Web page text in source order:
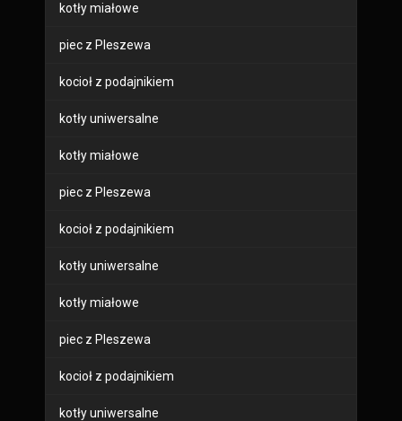
kotły miałowe
piec z Pleszewa
kocioł z podajnikiem
kotły uniwersalne
kotły miałowe
piec z Pleszewa
kocioł z podajnikiem
kotły uniwersalne
kotły miałowe
piec z Pleszewa
kocioł z podajnikiem
kotły uniwersalne